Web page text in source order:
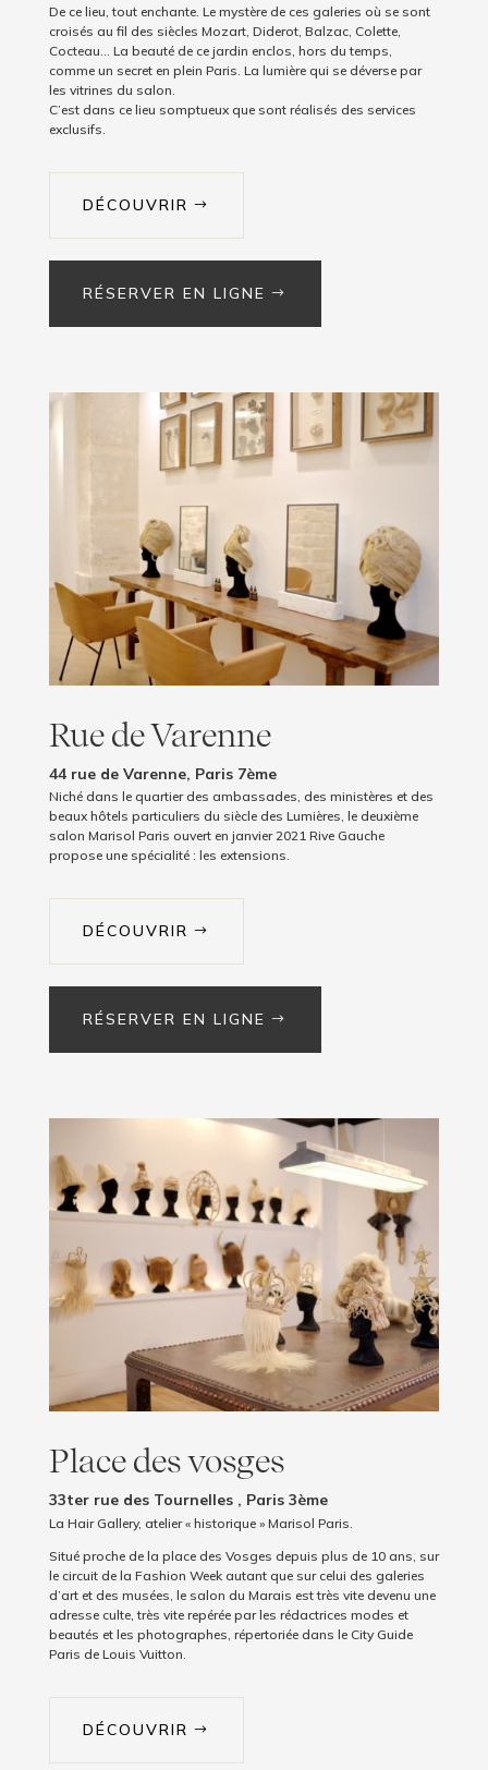
De ce lieu, tout enchante. Le mystère de ces galeries où se sont
croisés au fil des siècles Mozart, Diderot, Balzac, Colette,
Cocteau… La beauté de ce jardin enclos, hors du temps,
comme un secret en plein Paris. La lumière qui se déverse par
les vitrines du salon.
C’est dans ce lieu somptueux que sont réalisés des services
exclusifs.
DÉCOUVRIR
RÉSERVER EN LIGNE
Rue de Varenne
44 rue de Varenne, Paris 7ème
Niché dans le quartier des ambassades, des ministères et des
beaux hôtels particuliers du siècle des Lumières, le deuxième
salon Marisol Paris ouvert en janvier 2021 Rive Gauche
propose une spécialité : les extensions.
DÉCOUVRIR
RÉSERVER EN LIGNE
Place des vosges
33ter rue des Tournelles , Paris 3ème
La Hair Gallery, atelier « historique » Marisol Paris.
Situé proche de la place des Vosges depuis plus de 10 ans, sur
le circuit de la Fashion Week autant que sur celui des galeries
d’art et des musées, le salon du Marais est très vite devenu une
adresse culte, très vite repérée par les rédactrices modes et
beautés et les photographes, répertoriée dans le City Guide
Paris de Louis Vuitton.
DÉCOUVRIR